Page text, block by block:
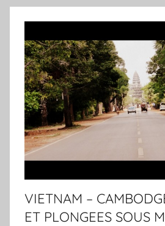
VIETNAM –
ET PLONGEES SOUS